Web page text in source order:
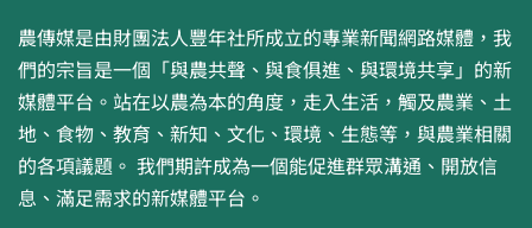
農傳媒是由財團法人豐年社所成立的專業新聞網路媒體，我
們的宗旨是一個「與農共聲、與食俱進、與環境共享」的新
媒體平台。站在以農為本的角度，走入生活，觸及農業、土
地、食物、教育、新知、文化、環境、生態等，與農業相關
的各項議題。 我們期許成為一個能促進群眾溝通、開放信
息、滿足需求的新媒體平台。